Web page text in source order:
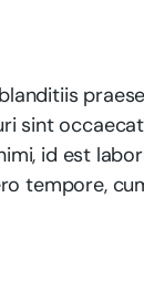
sint
id est
tempore,